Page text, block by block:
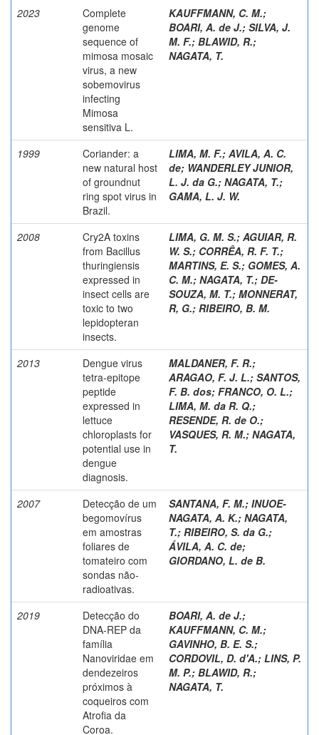
2023
Complete
genome
sequence of
mimosa mosaic
virus, a new
sobemovirus
infecting
Mimosa
sensitiva L.
KAUFFMANN, C. M.;
BOARI, A. de J.; SILVA, J.
M. F.; BLAWID, R.;
NAGATA, T.
1999
Coriander: a
new natural host
of groundnut
ring spot virus in
Brazil.
LIMA, M. F.; AVILA, A. C.
de; WANDERLEY JUNIOR,
L. J. da G.; NAGATA, T.;
GAMA, L. J. W.
2008
Cry2A toxins
from Bacillus
thuringiensis
expressed in
insect cells are
toxic to two
lepidopteran
insects.
LIMA, G. M. S.; AGUIAR, R.
W. S.; CORRÊA, R. F. T.;
MARTINS, E. S.; GOMES, A.
C. M.; NAGATA, T.; DE-
SOUZA, M. T.; MONNERAT,
R, G.; RIBEIRO, B. M.
2013
Dengue virus
tetra-epitope
peptide
expressed in
lettuce
chloroplasts for
potential use in
dengue
diagnosis.
MALDANER, F. R.;
ARAGAO, F. J. L.; SANTOS,
F. B. dos; FRANCO, O. L.;
LIMA, M. da R. Q.;
RESENDE, R. de O.;
VASQUES, R. M.; NAGATA,
T.
2007
Detecção de um
begomovírus
em amostras
foliares de
tomateiro com
sondas não-
radioativas.
SANTANA, F. M.; INUOE-
NAGATA, A. K.; NAGATA,
T.; RIBEIRO, S. da G.;
ÁVILA, A. C. de;
GIORDANO, L. de B.
2019
Detecção do
DNA-REP da
família
Nanoviridae em
dendezeiros
próximos à
coqueiros com
Atrofia da
Coroa.
BOARI, A. de J.;
KAUFFMANN, C. M.;
GAVINHO, B. E. S.;
CORDOVIL, D. d'A.; LINS, P.
M. P.; BLAWID, R.;
NAGATA, T.